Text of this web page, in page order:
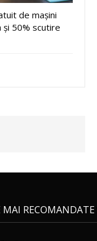
de mașini
50% scutire
MAI RECOMANDATE